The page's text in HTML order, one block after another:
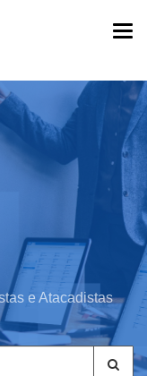
e Atacadistas